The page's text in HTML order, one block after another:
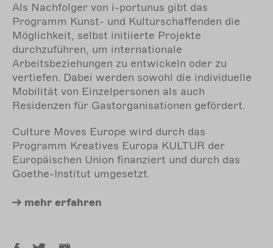
Als Nachfolger von i-portunus gibt das
Programm Kunst- und Kulturschaffenden die
Möglichkeit, selbst initiierte Projekte
durchzuführen, um internationale
Arbeitsbeziehungen zu entwickeln oder zu
vertiefen. Dabei werden sowohl die individuelle
Mobilität von Einzelpersonen als auch
Residenzen für Gastorganisationen gefördert.
Culture Moves Europe wird durch das
Programm Kreatives Europa KULTUR der
Europäischen Union finanziert und durch das
Goethe-Institut umgesetzt.
mehr erfahren